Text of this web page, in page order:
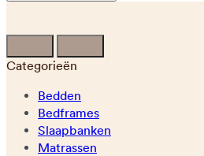
Categorieën
Bedden
Bedframes
Slaapbanken
Matrassen